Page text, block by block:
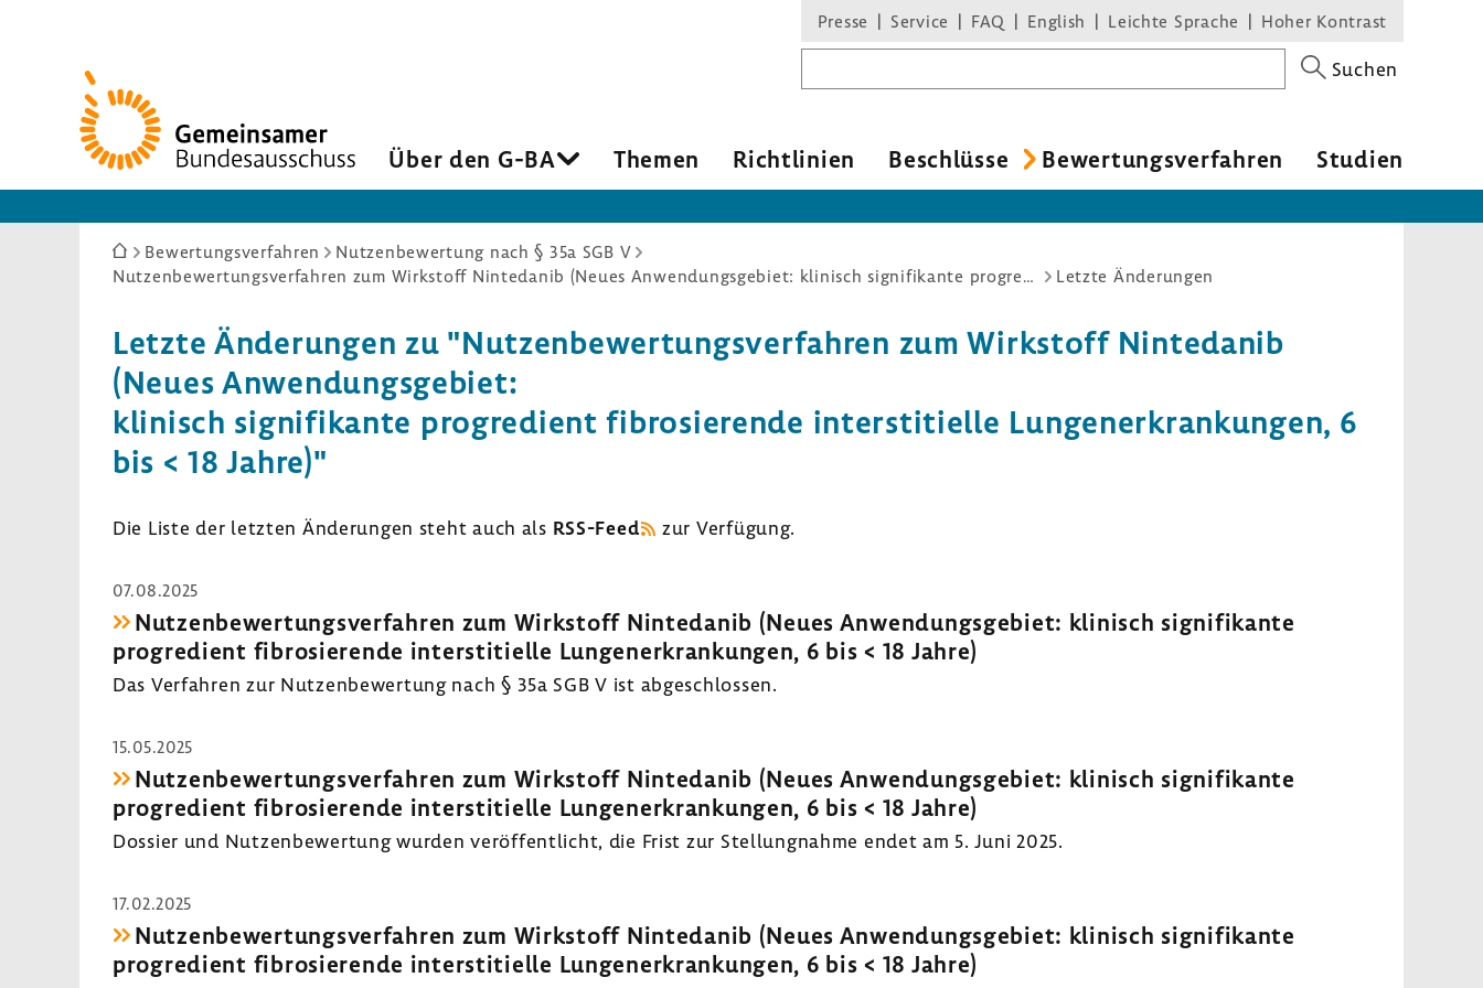
Zur
Startseite
Presse Service FAQ English Leichte Sprache Hoher Kontrast
Suchen
Über den G-BA Themen Richt­li­nien Beschlüsse Bewer­tungs­ver­fahren Studien
Sie
sind
Bewertungsverfahren
Nutzenbewertung nach § 35a SGB V
Nutzenbewertungsverfahren zum Wirkstoff Nintedanib (Neues Anwendungsgebiet: klinisch signifikante progredient fibrosierende interstitielle Lungenerkrankungen, 6 bis < 18 Jahre)
Letzte Änderungen
Letzte Ände­rungen zu "Nutzen­be­wer­tungs­ver­fahren zum Wirk­stoff Ninte­danib
(Neues Anwen­dungs­ge­biet:
klinisch signi­fi­kante progre­dient fibro­sie­rende inter­s­ti­ti­elle Lungen­er­kran­kungen, 6
bis < 18 Jahre)"
Die Liste der letzten Ände­rungen steht auch als RSS-​Feed zur Verfü­gung.
07.08.2025
Nutzen­be­wer­tungs­ver­fahren zum Wirk­stoff Ninte­danib (Neues Anwen­dungs­ge­biet: klinisch signi­fi­kante
progre­dient fibro­sie­rende inter­s­ti­ti­elle Lungen­er­kran­kungen, 6 bis < 18 Jahre)
Das Verfahren zur Nutzen­be­wer­tung nach § 35a SGB V ist abge­schlossen.
15.05.2025
Nutzen­be­wer­tungs­ver­fahren zum Wirk­stoff Ninte­danib (Neues Anwen­dungs­ge­biet: klinisch signi­fi­kante
progre­dient fibro­sie­rende inter­s­ti­ti­elle Lungen­er­kran­kungen, 6 bis < 18 Jahre)
Dossier und Nutzen­be­wer­tung wurden veröf­fent­licht, die Frist zur Stel­lung­nahme endet am 5. Juni 2025.
17.02.2025
Nutzen­be­wer­tungs­ver­fahren zum Wirk­stoff Ninte­danib (Neues Anwen­dungs­ge­biet: klinisch signi­fi­kante
progre­dient fibro­sie­rende inter­s­ti­ti­elle Lungen­er­kran­kungen, 6 bis < 18 Jahre)